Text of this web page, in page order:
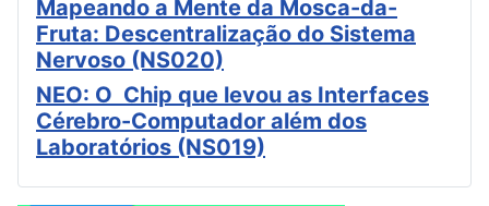
Mapeando a Mente da Mosca-da-
Fruta: Descentralização do Sistema
Nervoso (NS020)
NEO: O Chip que levou as Interfaces
Cérebro-Computador além dos
Laboratórios (NS019)